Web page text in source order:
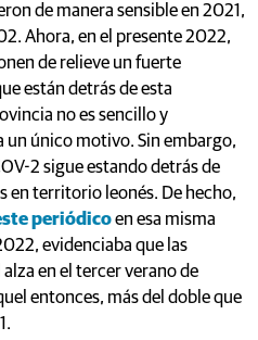
de manera sensible en 2021,
Ahora, en el presente 2022,
de relieve un fuerte
están detrás de esta
no es sencillo y
un único motivo. Sin embargo,
2 sigue estando detrás de
en territorio leonés. De hecho,
periódicoen esa misma
evidenciaba que las
en el tercer verano de
entonces, más del doble que